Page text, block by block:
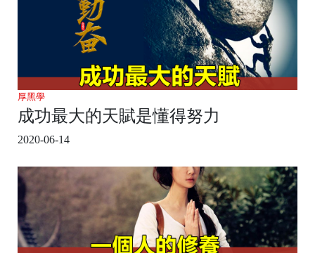
厚黑學
成功最大的天賦是懂得努力
2020-06-14